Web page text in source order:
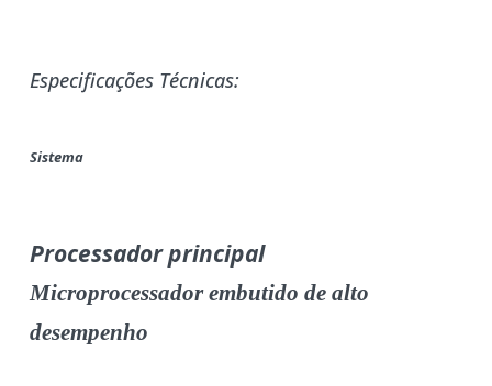
Especificações Técnicas:
Sistema
Processador principal
Microprocessador embutido de alto
desempenho